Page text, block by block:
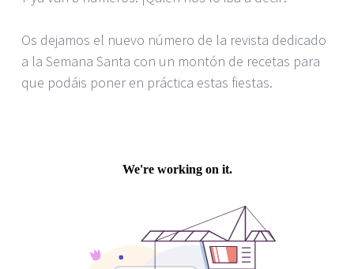
Os dejamos el nuevo número de la revista dedicado
a la Semana Santa con un montón de recetas para
que podáis poner en práctica estas fiestas.